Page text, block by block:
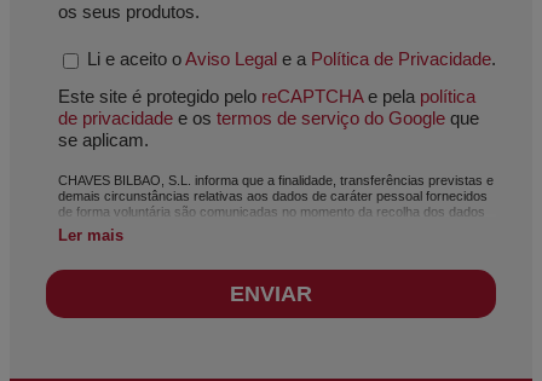
os seus produtos.
Li e aceito oAviso Legal e a Política de Privacidade.
Este site é protegido pelo reCAPTCHAe pela política
de privacidade e os termos de serviço do Google que
se aplicam.
CHAVES BILBAO, S.L. informa que a finalidade, transferências previstas e
demais circunstâncias relativas aos dados de caráter pessoal fornecidos
de forma voluntária são comunicadas no momento da recolha dos dados
pessoais, ainda que, dependendo do caso específico, a sua finalidade
possa ser alguma das seguintes: atendimento do seu pedido, reclamação
integral e comercial de clientes, contabilidade e faturação ou envio de
comunicações, inclusive por meio eletrónico, de notícias e atividades
ficheiros são absolutamente confidenciais e serão tratados com a máxima
Ler mais
ENVIAR